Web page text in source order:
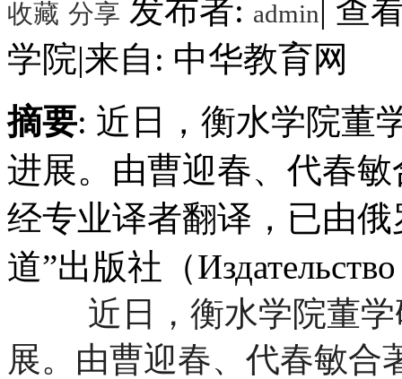
收藏 分享 发布者: admin| 查
学院|来自: 中华教育网
摘要: 近日，衡水学院董
进展。由曹迎春、代春
经专业译者翻译，已由
道”出版社（
近日，衡水学院董
展。由曹迎春、代春敏合